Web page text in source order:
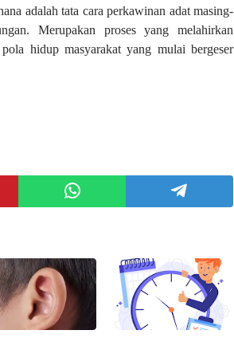
adalah tata cara perkawinan adat masing-
Merupakan proses yang melahirkan
hidup masyarakat yang mulai bergeser